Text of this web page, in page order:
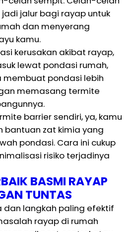
jalur bagi rayap untuk
dan menyerang
kamu.
kerusakan akibat rayap,
lewat pondasi rumah,
pondasi lebih
memasang termite
barrier sendiri, ya, kamu
bantuan zat kimia yang
pondasi. Cara ini cukup
risiko terjadinya
BASMI RAYAP
TUNTAS
langkah paling efektif
rayap di rumah